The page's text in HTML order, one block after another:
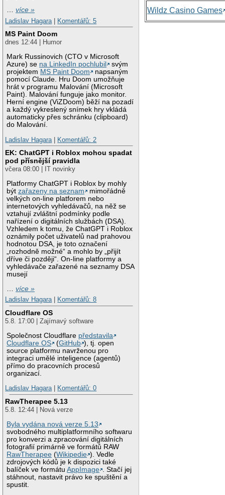
…více »
Ladislav Hagara
Komentářů: 5
MS Paint Doom
dnes 12:44 | Humor
Mark Russinovich (CTO v Microsoft
Azure) se na LinkedIn pochlubil
svým
projektem MS Paint Doom
napsaným
pomocí Claude. Hru Doom umožňuje
hrát v programu Malování (Microsoft
Paint). Malování funguje jako monitor.
Herní engine (ViZDoom) běží na pozadí
a každý vykreslený snímek hry vkládá
automaticky přes schránku (clipboard)
do Malování.
Ladislav Hagara
Komentářů: 2
EK: ChatGPT i Roblox mohou spadat
pod přísnější pravidla
včera 08:00 | IT novinky
Platformy ChatGPT i Roblox by mohly
býtzařazeny na seznam
mimořádně
velkých on-line platforem nebo
internetových vyhledávačů, na něž se
vztahují zvláštní podmínky podle
nařízení o digitálních službách (DSA).
Vzhledem k tomu, že ChatGPT i Roblox
oznámily počet uživatelů nad prahovou
hodnotou DSA, je toto označení
„rozhodně možné“ a mohlo by „přijít
dříve či později“. On-line platformy a
vyhledávače zařazené na seznamy DSA
musejí
…více »
Ladislav Hagara| Komentářů: 8
Cloudflare OS
5.8. 17:00 | Zajímavý software
Společnost Cloudflare představila
Cloudflare OS
(GitHub ), tj. open
source platformu navrženou pro
integraci umělé inteligence (agentů)
přímo do pracovních procesů
organizací.
Ladislav Hagara| Komentářů: 0
RawTherapee 5.13
5.8. 12:44 | Nová verze
Byla vydána nová verze 5.13
svobodného multiplatformního softwaru
pro konverzi a zpracování digitálních
fotografií primárně ve formátů RAW
RawTherapee (Wikipedie ). Vedle
zdrojových kódů je k dispozici také
balíček ve formátuAppImage
. Stačí jej
stáhnout, nastavit právo ke spuštění a
spustit.
Wildz Casino Games